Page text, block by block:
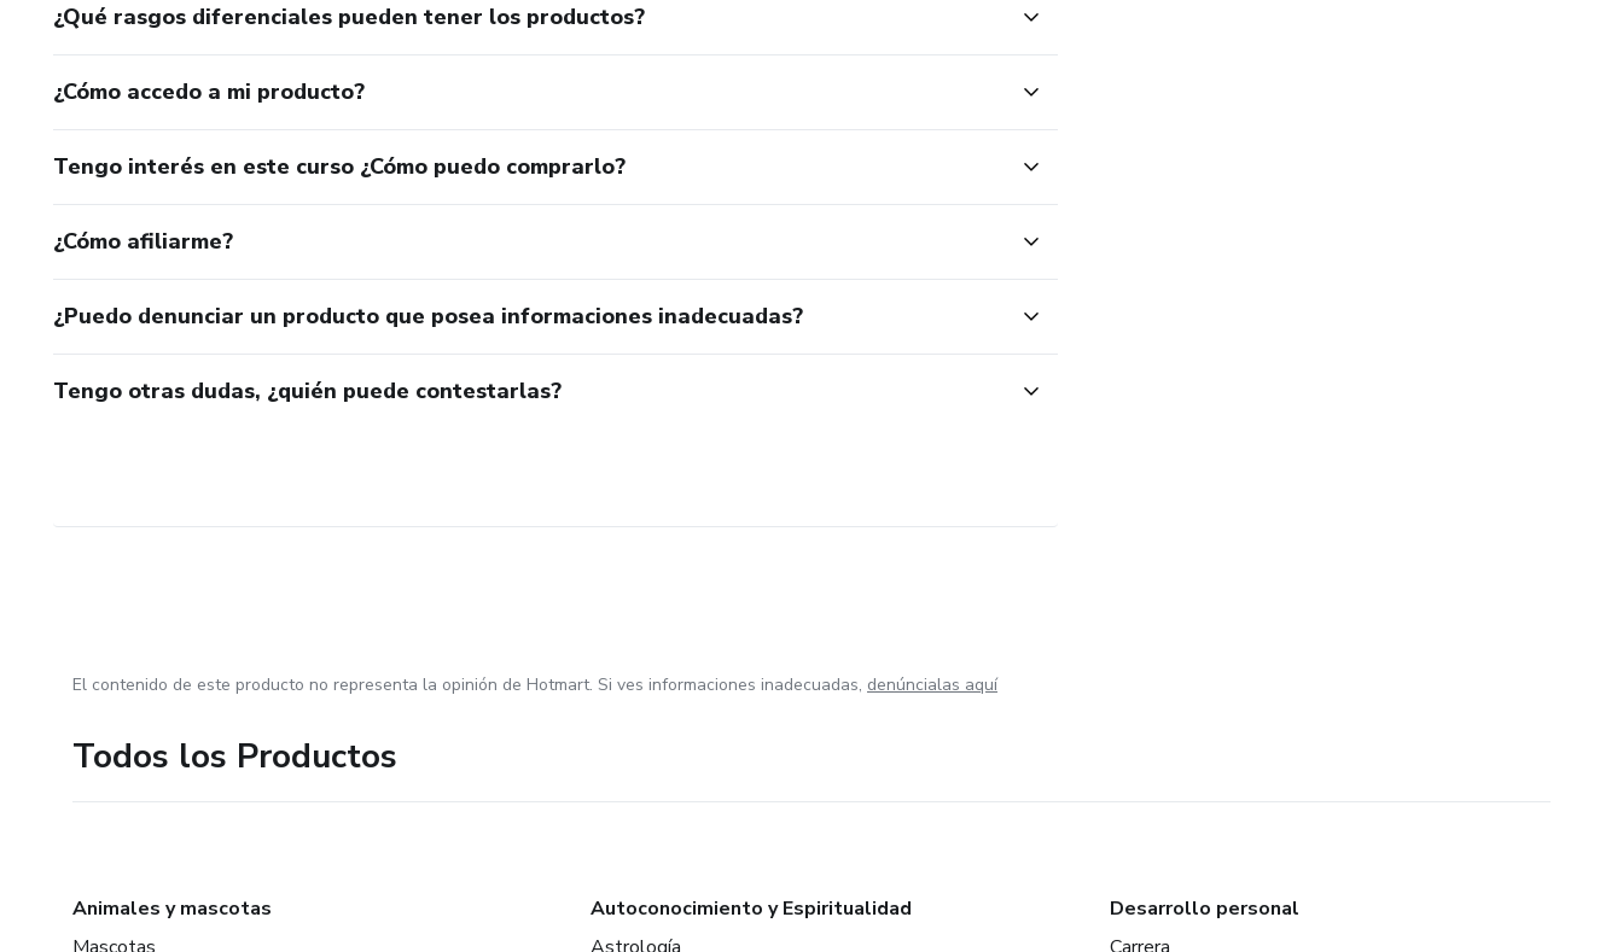
¿Qué rasgos diferenciales pueden tener los productos?
¿Cómo accedo a mi producto?
Tengo interés en este curso ¿Cómo puedo comprarlo?
¿Cómo afiliarme?
¿Puedo denunciar un producto que posea informaciones inadecuadas?
Tengo otras dudas, ¿quién puede contestarlas?
El contenido de este producto no representa la opinión de Hotmart. Si ves informaciones inadecuadas, denúncialas aquí
Todos los Productos
Animales y mascotas
Autoconocimiento y Espiritualidad
Desarrollo personal